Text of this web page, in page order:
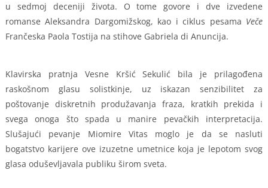
u sedmoj deceniji života. O tome govore i dve izvedene
romanse Aleksandra Dargomižskog, kao i ciklus pesama Veče
Frančeska Paola Tostija na stihove Gabriela di Anuncija.
Klavirska pratnja Vesne Kršić Sekulić bila je prilagođena
raskošnom glasu solistkinje, uz iskazan senzibilitet za
poštovanje diskretnih produžavanja fraza, kratkih prekida i
svega onoga što spada u manire pevačkih interpretacija.
Slušajući pevanje Miomire Vitas moglo je da se nasluti
bogatstvo karijere ove izuzetne umetnice koja je lepotom svog
glasa oduševljavala publiku širom sveta.